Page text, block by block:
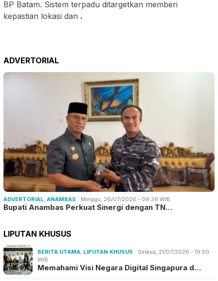
BP Batam. Sistem terpadu ditargetkan memberi
kepastian lokasi dan .
ADVERTORIAL
ADVERTORIAL, ANAMBAS Minggu, 26/07/2026 - 09:39 WIB
Bupati Anambas Perkuat Sinergi dengan TN…
LIPUTAN KHUSUS
BERITA UTAMA, LIPUTAN KHUSUS
Selasa, 21/07/2026 - 19:50
WIB
Memahami Visi Negara Digital Singapura d…